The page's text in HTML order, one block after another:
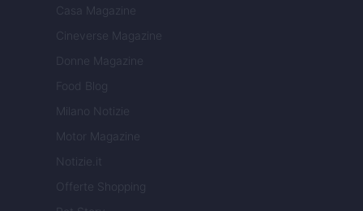
Casa Magazine
Cineverse Magazine
Donne Magazine
Food Blog
Milano Notizie
Motor Magazine
Notizie.it
Offerte Shopping